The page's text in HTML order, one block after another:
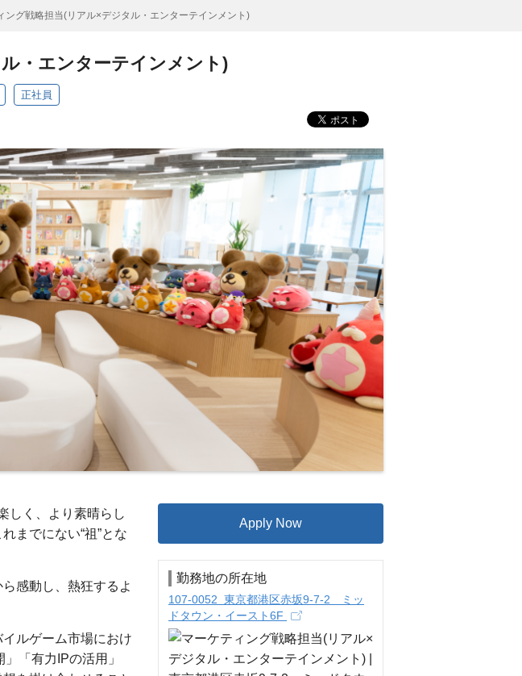
ング戦略担当(リアル×デジタル・エンターテインメント)
・エンターテインメント)
正社員
しく、より素晴らし
までにない“祖”とな
感動し、熱狂するよ
ルゲーム市場におけ
「有力IPの活用」
Apply Now
勤務地の所在地
107-0052 東京都港区赤坂9-7-2 ミッ
ドタウン・イースト6F